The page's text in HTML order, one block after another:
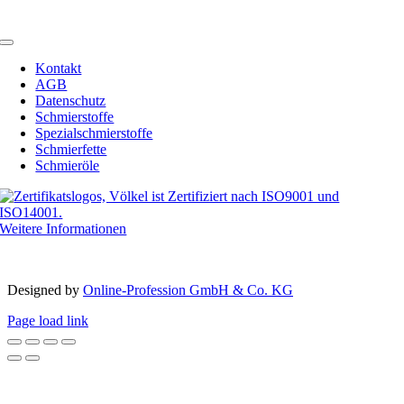
Toggle
NavigationKontakt
AGB
Datenschutz
Schmierstoffe
Spezialschmierstoffe
Schmierfette
Schmieröle
Weitere Informationen
Designed by­ Online-Profession GmbH & Co. KG
Page load link